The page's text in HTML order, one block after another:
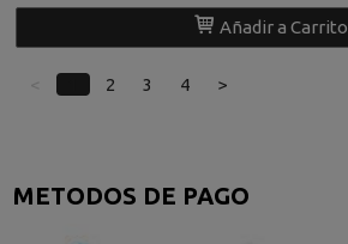
METODOS DE PAGO
Añadir a Carrito
2 3 4 >